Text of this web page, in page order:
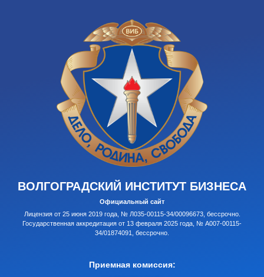
ВОЛГОГРАДСКИЙ ИНСТИТУТ БИЗНЕСА
Официальный сайт
Лицензия от 25 июня 2019 года, № Л035-00115-34/00096673, бессрочно.
Государственная аккредитация от 13 февраля 2025 года, № А007-00115-
34/01874091, бессрочно.
Приемная комиссия: